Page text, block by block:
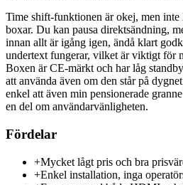
Time shift-funktionen är okej, men
boxar. Du kan pausa direktsändning,
innan allt är igång igen, ändå klart
undertext fungerar, vilket är viktigt för
Boxen är CE-märkt och har låg
att använda även om den står på
enkel att även min pensionerade
en del om användarvänligheten.
Fördelar
+Mycket lågt pris och bra
+Enkel installation, inga